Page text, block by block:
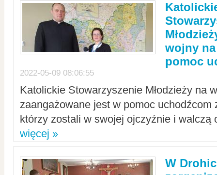
wojny
pomoc
2022-05-09 08:06:55
Katolickie Stowarzyszenie Młodzieży na
zaangażowane jest w pomoc uchodźcom
którzy zostali w swojej ojczyźnie i walczą
więcej »
W